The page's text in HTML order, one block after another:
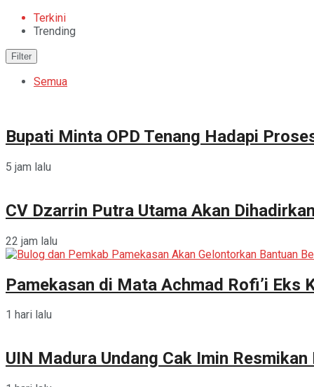
Terkini
Trending
Filter
Semua
Bupati Minta OPD Tenang Hadapi
5 jam lalu
CV Dzarrin Putra Utama Akan
22 jam lalu
Pamekasan di Mata Achmad Rofi’i Eks
1 hari lalu
UIN Madura Undang Cak Imin